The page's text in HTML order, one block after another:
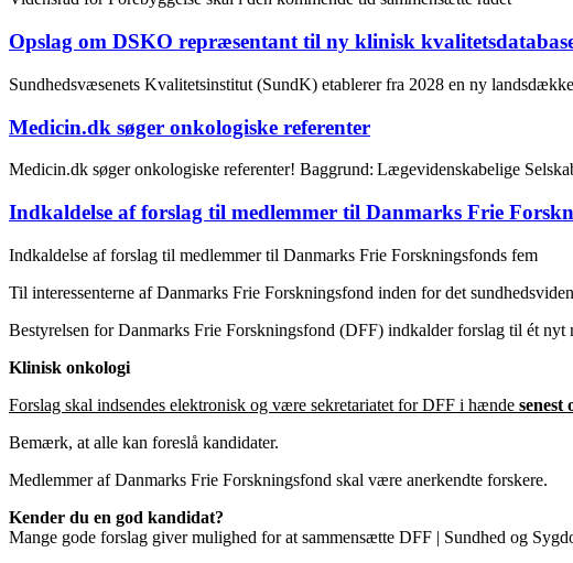
Opslag om DSKO repræsentant til ny klinisk
Sundhedsvæsenets Kvalitetsinstitut (SundK) etablerer fra 2028 en ny
Medicin.dk søger onkologiske referenter
Medicin.dk søger onkologiske referenter! Baggrund: Lægevidenskabelige
Indkaldelse af forslag til medlemmer til Danmarks Frie
Indkaldelse af forslag til medlemmer til Danmarks Frie Forskningsfonds fem
Til interessenterne af Danmarks Frie Forskningsfond inden for det
Bestyrelsen for Danmarks Frie Forskningsfond (DFF) indkalder forslag til ét
Klinisk onkologi
Forslag skal indsendes elektronisk og være sekretariatet for DFF i hænde senest
Bemærk, at alle kan foreslå kandidater.
Medlemmer af Danmarks Frie Forskningsfond skal være anerkendte forskere.
Kender du en god kandidat?
Mange gode forslag giver mulighed for at sammensætte DFF | Sundhed og